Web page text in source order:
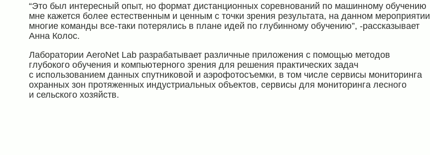
“Это был интересный опыт, но формат дистанционных соревнований по машинному обучению
мне кажется более естественным и ценным с точки зрения результата, на данном мероприятии
многие команды все-таки потерялись в плане идей по глубинному обучению”, -рассказывает
Анна Колос.
Лаборатории AeroNet Lab разрабатывает различные приложения с помощью методов
глубокого обучения и компьютерного зрения для решения практических задач
с использованием данных спутниковой и аэрофотосъемки, в том числе сервисы мониторинга
охранных зон протяженных индустриальных объектов, сервисы для мониторинга лесного
и сельского хозяйств.